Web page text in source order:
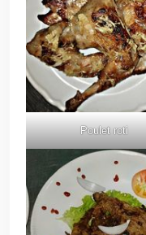
Poulet roti